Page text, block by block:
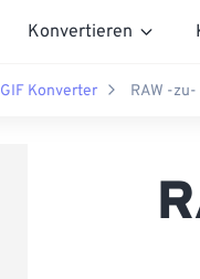
Konvertieren
GIF Konverter RAW -